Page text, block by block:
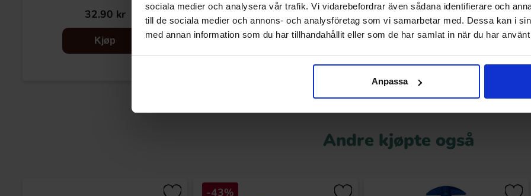
sociala medier och analysera vår trafik. Vi vidarebefordrar även sådana identifierare och
till de sociala medier och annons- och analysföretag som vi samarbetar med. Dessa kan i
med annan information som du har tillhandahållit eller som de har samlat in när du har
Anpassa
32.90 kr
Kjøp
7 kr
Kjøp
30.90 kr
Kjøp
Andre kjøpte også
-43%